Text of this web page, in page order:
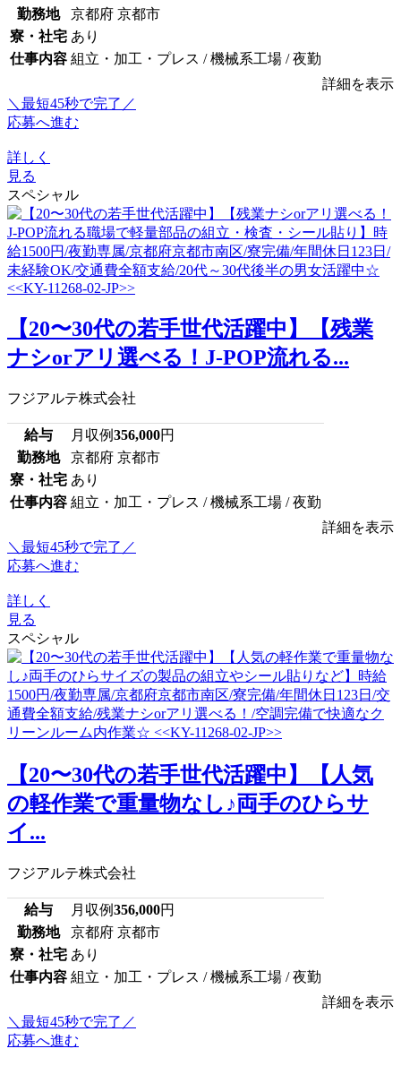
勤務地
京都府 京都市
寮・社宅 あり
仕事内容 組立・加工・プレス / 機械系工場 / 夜勤
詳細を表示
＼最短45秒で完了／
応募へ進む
詳しく
見る
スペシャル
【20〜30代の若手世代活躍中】【残業
ナシorアリ選べる！J-POP流れる...
フジアルテ株式会社
給与 月収例356,000円
勤務地
京都府 京都市
寮・社宅 あり
仕事内容 組立・加工・プレス / 機械系工場 / 夜勤
詳細を表示
＼最短45秒で完了／
応募へ進む
詳しく
見る
スペシャル
【20〜30代の若手世代活躍中】【人気
の軽作業で重量物なし♪両手のひらサ
イ...
フジアルテ株式会社
給与 月収例356,000円
勤務地
京都府 京都市
寮・社宅 あり
仕事内容 組立・加工・プレス / 機械系工場 / 夜勤
詳細を表示
＼最短45秒で完了／
応募へ進む